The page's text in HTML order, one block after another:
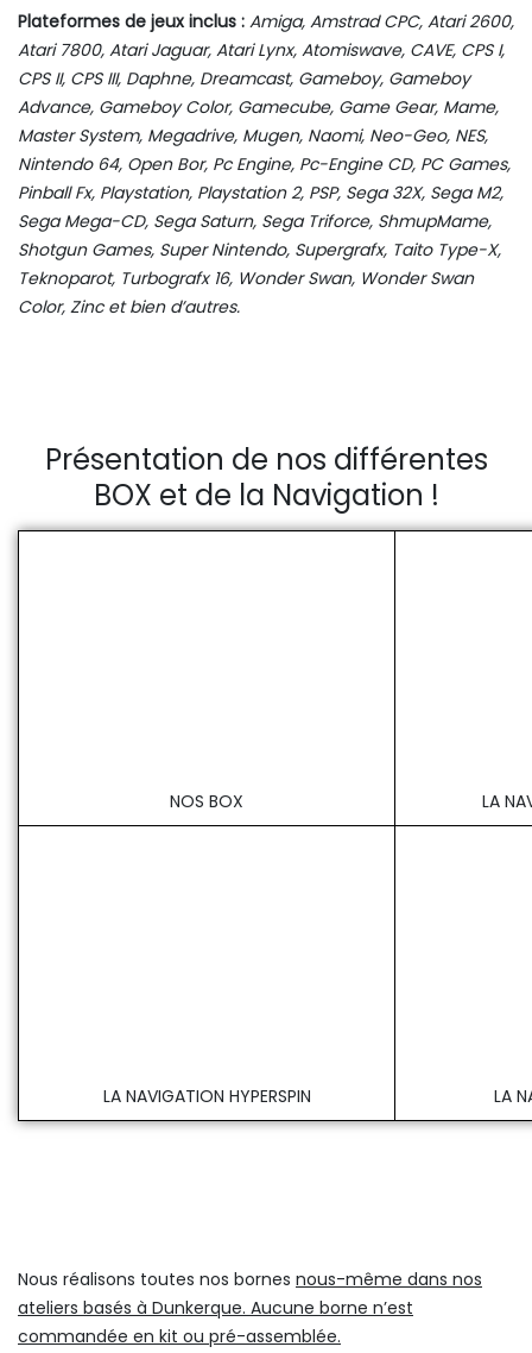
Plateformes de jeux inclus : Amiga, Amstrad CPC, Atari 2600,
Atari 7800, Atari Jaguar, Atari Lynx, Atomiswave, CAVE, CPS I,
CPS II, CPS III, Daphne, Dreamcast, Gameboy, Gameboy
Advance, Gameboy Color, Gamecube, Game Gear, Mame,
Master System, Megadrive, Mugen, Naomi, Neo-Geo, NES,
Nintendo 64, Open Bor, Pc Engine, Pc-Engine CD, PC Games,
Pinball Fx, Playstation, Playstation 2, PSP, Sega 32X, Sega M2,
Sega Mega-CD, Sega Saturn, Sega Triforce, ShmupMame,
Shotgun Games, Super Nintendo, Supergrafx, Taito Type-X,
Teknoparot, Turbografx 16, Wonder Swan, Wonder Swan
Color, Zinc et bien d’autres.
Présentation de nos différentes
BOX et de la Navigation !
NOS BOX LA
LA NAVIGATION HYPERSPIN LA
Nous réalisons toutes nos bornes nous-même dans nos
ateliers basés à Dunkerque. Aucune borne n’est
commandée en kit ou pré-assemblée.